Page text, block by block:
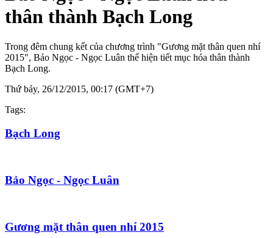
thân thành Bạch Long
Trong đêm chung kết của chương trình "Gương mặt thân quen nhí
2015", Bảo Ngọc - Ngọc Luân thể hiện tiết mục hóa thân thành
Bạch Long.
Thứ bảy, 26/12/2015, 00:17 (GMT+7)
Tags:
Bạch Long
Bảo Ngọc - Ngọc Luân
Gương mặt thân quen nhí 2015